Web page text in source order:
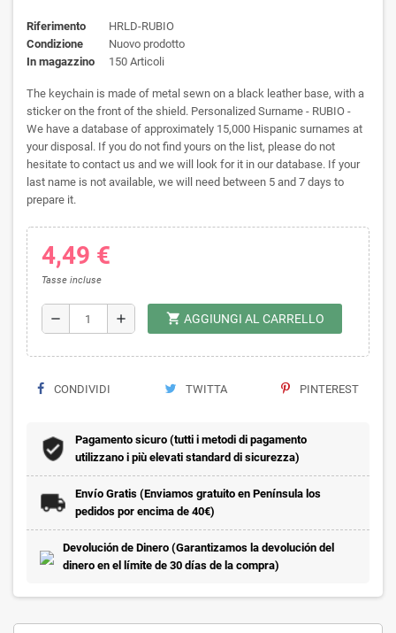
Riferimento
HRLD-RUBIO
Condizione
Nuovo prodotto
In magazzino
150 Articoli
The keychain is made of metal sewn on a black leather base, with a
sticker on the front of the shield. Personalized Surname - RUBIO -
We have a database of approximately 15,000 Hispanic surnames at
your disposal. If you do not find yours on the list, please do not
hesitate to contact us and we will look for it in our database. If your
last name is not available, we will need between 5 and 7 days to
prepare it.
4,49 €
Tasse incluse
remove add shopping_cart AGGIUNGI AL CARRELLO
CONDIVIDI TWITTA PINTEREST
Pagamento sicuro (tutti i metodi di pagamento
utilizzano i più elevati standard di sicurezza)
Envío Gratis (Enviamos gratuito en Península los
pedidos por encima de 40€)
Devolución de Dinero (Garantizamos la devolución del
dinero en el límite de 30 días de la compra)